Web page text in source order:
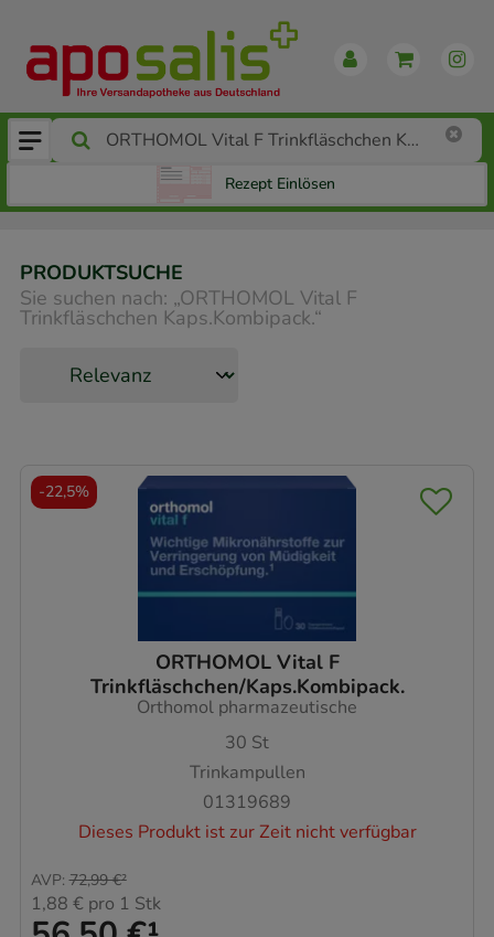
Rezept Einlösen
PRODUKTSUCHE
Sie suchen nach: „ORTHOMOL Vital F
Trinkfläschchen Kaps.Kombipack.“
ORTHOMOL Vital F
Trinkfläschchen/Kaps.Kombipack.
Orthomol pharmazeutische
30 St
Trinkampullen
01319689
Dieses Produkt ist zur Zeit nicht verfügbar
AVP: 72,99 €²
1,88 € pro 1 Stk
-22,5%